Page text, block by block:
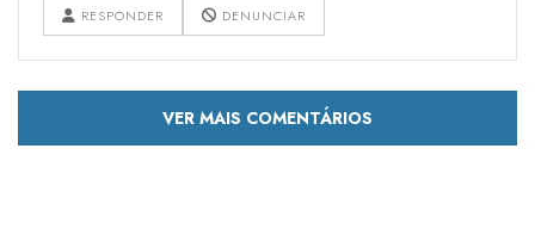
RESPONDER DENUNCIAR
VER MAIS COMENTÁRIOS